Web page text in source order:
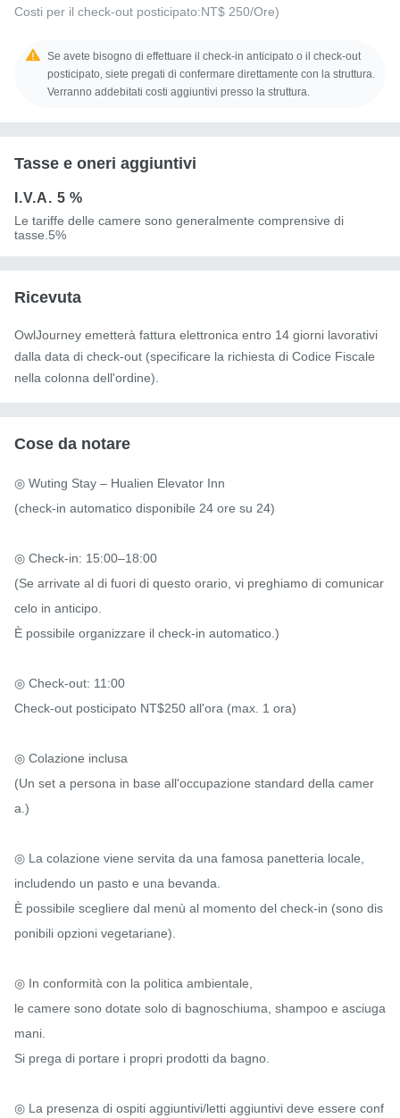
Costi per il check-out posticipato:NT$ 250/Ore)
Se avete bisogno di effettuare il check-in anticipato o il check-out
posticipato, siete pregati di confermare direttamente con la struttura.
Verranno addebitati costi aggiuntivi presso la struttura.
Tasse e oneri aggiuntivi
I.V.A. 5 %
Le tariffe delle camere sono generalmente comprensive di
tasse.5%
Ricevuta
OwlJourney emetterà fattura elettronica entro 14 giorni lavorativi
dalla data di check-out (specificare la richiesta di Codice Fiscale
nella colonna dell'ordine).
Cose da notare
◎ Wuting Stay – Hualien Elevator Inn
(check-in automatico disponibile 24 ore su 24)
◎ Check-in: 15:00–18:00
(Se arrivate al di fuori di questo orario, vi preghiamo di comunicar
celo in anticipo.
È possibile organizzare il check-in automatico.)
◎ Check-out: 11:00
Check-out posticipato NT$250 all'ora (max. 1 ora)
◎ Colazione inclusa
(Un set a persona in base all'occupazione standard della camer
a.)
◎ La colazione viene servita da una famosa panetteria locale,
includendo un pasto e una bevanda.
È possibile scegliere dal menù al momento del check-in (sono dis
ponibili opzioni vegetariane).
◎ In conformità con la politica ambientale,
le camere sono dotate solo di bagnoschiuma, shampoo e asciuga
mani.
Si prega di portare i propri prodotti da bagno.
◎ La presenza di ospiti aggiuntivi/letti aggiuntivi deve essere conf